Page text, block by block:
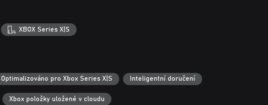
XBOX Series X|S
Optimalizováno pro Xbox Series X|S Inteligentní doručení
Xbox položky uložené v cloudu